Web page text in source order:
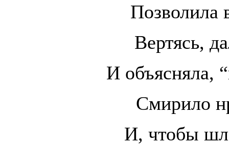
Позволила
Вертясь,
И объясняла,
Смирило
И, чтобы